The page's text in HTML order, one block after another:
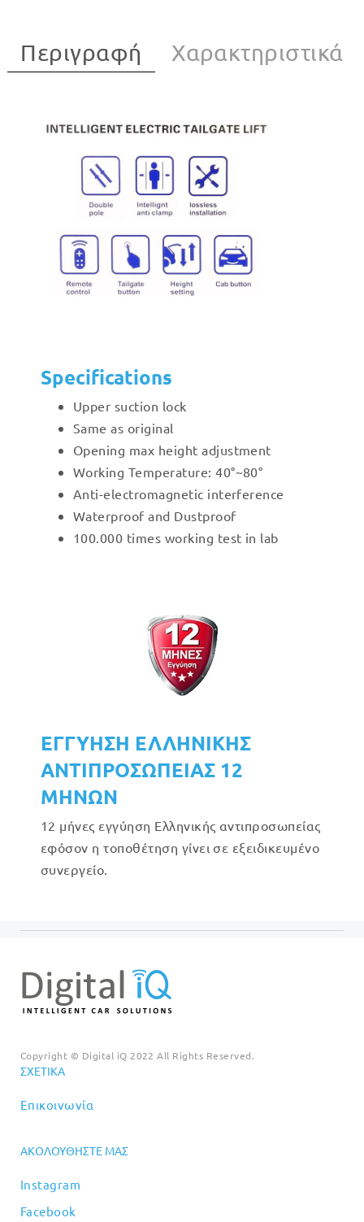
Περιγραφή Χαρακτηριστικά
Specifications
Upper suction lock
Same as original
Opening max height adjustment
Working Temperature: 40°~80°
Anti-electromagnetic interference
Waterproof and Dustproof
100.000 times working test in lab
ΕΓΓΥΗΣΗ ΕΛΛΗΝΙΚΗΣ
ΑΝΤΙΠΡΟΣΩΠΕΙΑΣ 12
ΜΗΝΩΝ
12 μήνες εγγύηση Ελληνικής αντιπροσωπείας
εφόσον η τοποθέτηση γίνει σε εξειδικευμένο
συνεργείο.
Copyright © Digital iQ 2022 All Rights Reserved.
ΣΧΕΤΙΚΆ
Επικοινωνία
ΑΚΟΛΟΥΘΉΣΤΕ ΜΑΣ
Instagram
Facebook